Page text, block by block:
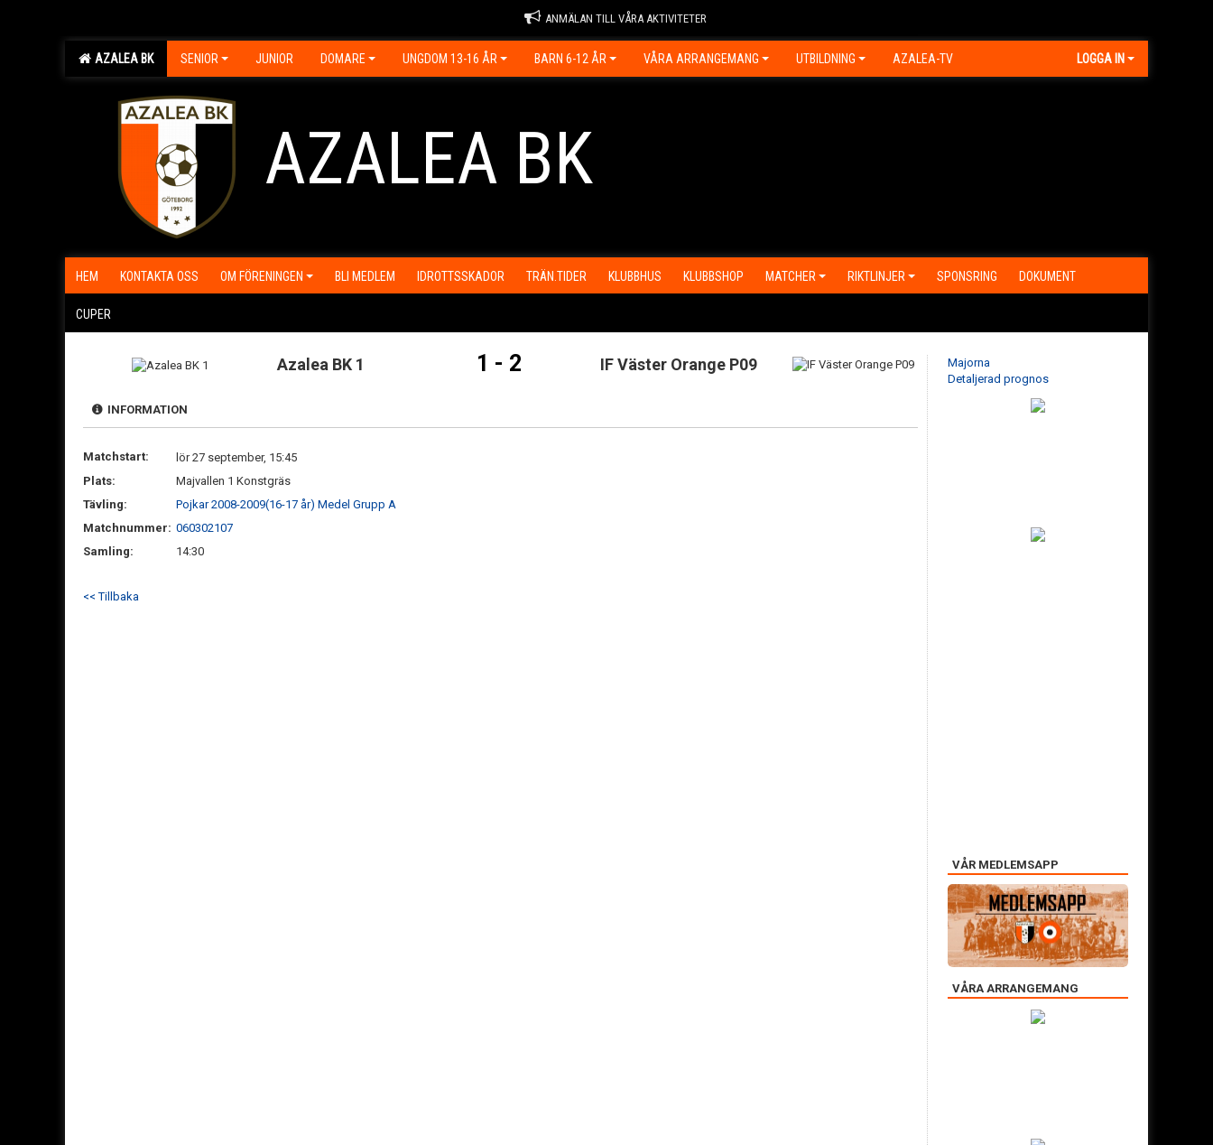
ANMÄLAN TILL VÅRA AKTIVITETER
AZALEA BK SENIOR JUNIOR DOMARE UNGDOM 13-16 ÅR BARN 6-12 ÅR VÅRA ARRANGEMANG UTBILDNING AZALEA-TV LOGGA IN
AZALEA BK
HEM KONTAKTA OSS OM FÖRENINGEN BLI MEDLEM IDROTTSSKADOR TRÄN.TIDER KLUBBHUS KLUBBSHOP MATCHER RIKTLINJER SPONSRING DOKUMENT
CUPER
Azalea BK 1 1 - 2 IF Väster Orange P09
INFORMATION
Matchstart:
lör 27 september, 15:45
Plats:
Majvallen 1 Konstgräs
Tävling:
Pojkar 2008-2009(16-17 år) Medel Grupp A
Matchnummer: 060302107
Samling:
14:30
<< Tillbaka
Majorna
Detaljerad prognos
VÅR MEDLEMSAPP
VÅRA ARRANGEMANG